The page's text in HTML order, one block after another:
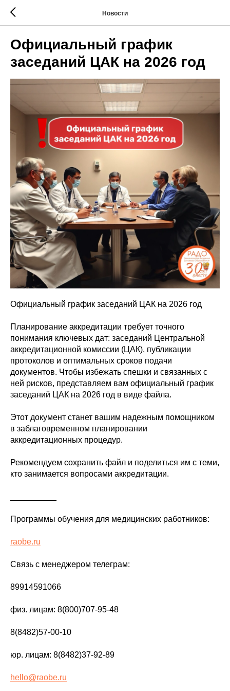
Новости
Официальный график
заседаний ЦАК на 2026 год
Официальный график заседаний ЦАК на 2026 год
️Планирование аккредитации требует точного
понимания ключевых дат: заседаний Центральной
аккредитационной комиссии (ЦАК), публикации
протоколов и оптимальных сроков подачи
документов. Чтобы избежать спешки и связанных с
ней рисков, представляем вам официальный график
заседаний ЦАК на 2026 год в виде файла.
️Этот документ станет вашим надежным помощником
в заблаговременном планировании
аккредитационных процедур.
Рекомендуем сохранить файл и поделиться им с теми,
кто занимается вопросами аккредитации.
Программы обучения для медицинских работников:
raobe.ru
Связь с менеджером телеграм:
89914591066
физ. лицам: 8(800)707-95-48
8(8482)57-00-10
юр. лицам: 8(8482)37-92-89
hello@raobe.ru